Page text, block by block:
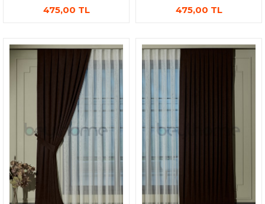
475,00 TL 475,00 TL